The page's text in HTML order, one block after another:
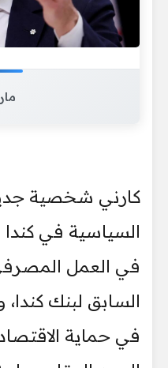
كارني شخصية
السياسية في
في العمل
السابق لبنك
في حماية